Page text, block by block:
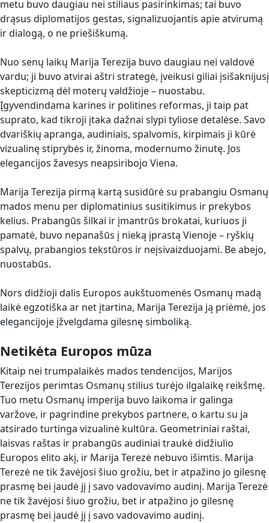
metu buvo daugiau nei stiliaus pasirinkimas; tai buvo
drąsus diplomatijos gestas, signalizuojantis apie atvirumą
ir dialogą, o ne priešiškumą.
Nuo senų laikų Marija Terezija buvo daugiau nei valdovė
vardu; ji buvo atvirai aštri strategė, įveikusi giliai įsišaknijusį
skepticizmą dėl moterų valdžioje – nuostabu.
Įgyvendindama karines ir politines reformas, ji taip pat
suprato, kad tikroji įtaka dažnai slypi tyliose detalėse. Savo
dvariškių apranga, audiniais, spalvomis, kirpimais ji kūrė
vizualinę stiprybės ir, žinoma, modernumo žinutę. Jos
elegancijos žavesys neapsiribojo Viena.
Marija Terezija pirmą kartą susidūrė su prabangiu Osmanų
mados menu per diplomatinius susitikimus ir prekybos
kelius. Prabangūs šilkai ir įmantrūs brokatai, kuriuos ji
pamatė, buvo nepanašūs į nieką įprastą Vienoje – ryškių
spalvų, prabangios tekstūros ir neįsivaizduojami. Be abejo,
nuostabūs.
Nors didžioji dalis Europos aukštuomenės Osmanų madą
laikė egzotiška ar net įtartina, Marija Terezija ją priėmė, jos
elegancijoje įžvelgdama gilesnę simboliką.
Netikėta Europos mūza
Kitaip nei trumpalaikės mados tendencijos, Marijos
Terezijos perimtas Osmanų stilius turėjo ilgalaikę reikšmę.
Tuo metu Osmanų imperija buvo laikoma ir galinga
varžove, ir pagrindine prekybos partnere, o kartu su ja
atsirado turtinga vizualinė kultūra. Geometriniai raštai,
laisvas raštas ir prabangūs audiniai traukė didžiulio
Europos elito akį, ir Marija Terezė nebuvo išimtis. Marija
Terezė ne tik žavėjosi šiuo grožiu, bet ir atpažino jo gilesnę
prasmę bei įaudė jį į savo vadovavimo audinį. Marija Terezė
ne tik žavėjosi šiuo grožiu, bet ir atpažino jo gilesnę
prasmę bei įaudė jį į savo vadovavimo audinį.